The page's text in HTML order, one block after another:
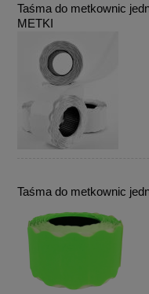
Taśma do metkownic
METKI
Taśma do metkownic